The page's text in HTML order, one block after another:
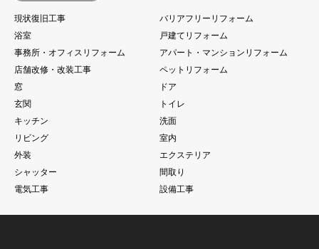
現状復旧工事
バリアフリーリフォーム
浴室
戸建てリフォーム
事務所・オフィスリフォーム
アパート・マンションリフォーム
店舗改修・改装工事
ペットリフォーム
窓
ドア
玄関
トイレ
キッチン
洗面
リビング
室内
外装
エクステリア
シャッター
間取り
電気工事
設備工事